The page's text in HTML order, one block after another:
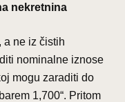
nekretnina
a ne iz čistih
nominalne iznose
mogu zaraditi do
1,700“. Pritom